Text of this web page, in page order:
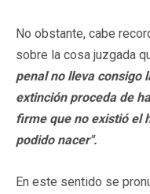
No obstante, cabe
sobre la cosa juzgada
penal no lleva consigo
extinción proceda de
firme que no existió el
podido nacer".
En este sentido se